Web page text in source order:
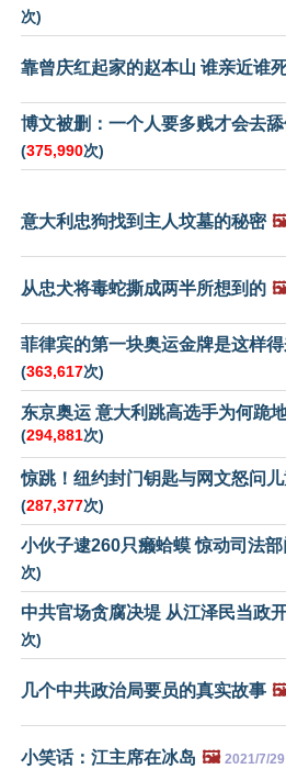
次)
靠曾庆红起家的赵本山 谁亲近谁
博文被删：一个人要多贱才会去
(375,990次)
意大利忠狗找到主人坟墓的秘密
从忠犬将毒蛇撕成两半所想到的
菲律宾的第一块奥运金牌是这样
(363,617次)
东京奥运 意大利跳高选手为何跪
(294,881次)
惊跳！纽约封门钥匙与网文怒问
(287,377次)
小伙子逮260只癞蛤蟆 惊动司法部
次)
中共官场贪腐决堤 从江泽民当政
次)
几个中共政治局要员的真实故事
小笑话：江主席在冰岛 🖼️ 2021/7/29